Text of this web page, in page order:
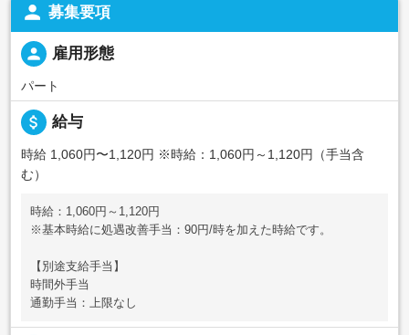
person 募集要項
person 雇用形態
パート
attach_money 給与
時給 1,060円〜1,120円 ※時給：1,060円～1,120円（手当含
む）
時給：1,060円～1,120円
※基本時給に処遇改善手当：90円/時を加えた時給です。
【別途支給手当】
時間外手当
通勤手当：上限なし